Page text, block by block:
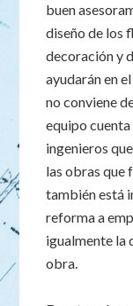
buen
diseño de los
decoración y
ayudarán en
no conviene
equipo
ingenieros
las obras que
también está
reforma a
igualmente la
obra.